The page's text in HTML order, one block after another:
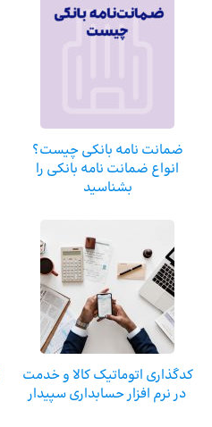
ضمانت نامه بانکی چیست؟
انواع ضمانت نامه بانکی را
بشناسید
کدگذاری اتوماتیک کالا و خدمت
در نرم افزار حسابداری سپیدار